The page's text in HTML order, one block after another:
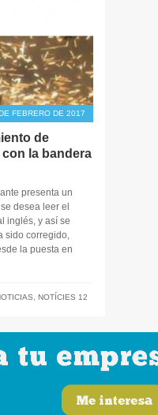
FEBRERO DE 2017
de
la bandera
presenta un
desea leer el
inglés, y así se
sido corregido,
la puesta en
NOTÍCIES 12